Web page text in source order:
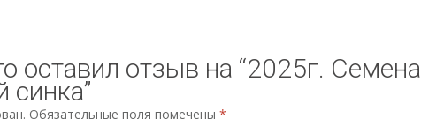
оставил отзыв на “2025г. Семена
Обязательные поля помечены *